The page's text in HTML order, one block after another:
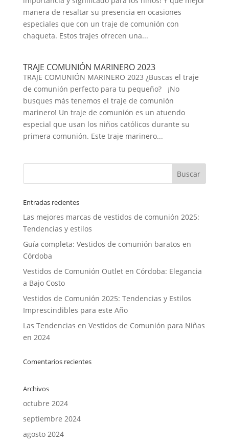
manera de resaltar su presencia en ocasiones
especiales que con un traje de comunión con
chaqueta. Estos trajes ofrecen una...
TRAJE COMUNIÓN MARINERO 2023
TRAJE COMUNIÓN MARINERO 2023 ¿Buscas el traje
de comunión perfecto para tu pequeño? ¡No
busques más tenemos el traje de comunión
marinero! Un traje de comunión es un atuendo
especial que usan los niños católicos durante su
primera comunión. Este traje marinero...
Entradas recientes
Las mejores marcas de vestidos de comunión 2025:
Tendencias y estilos
Guía completa: Vestidos de comunión baratos en
Córdoba
Vestidos de Comunión Outlet en Córdoba: Elegancia
a Bajo Costo
Vestidos de Comunión 2025: Tendencias y Estilos
Imprescindibles para este Año
Las Tendencias en Vestidos de Comunión para Niñas
en 2024
Comentarios recientes
Archivos
octubre 2024
septiembre 2024
agosto 2024